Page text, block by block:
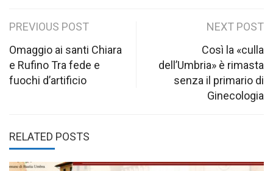
Post
navigation
PREVIOUS POST
Omaggio ai santi Chiara
e Rufino Tra fede e
fuochi d’artificio
NEXT POST
Così la «culla
dell’Umbria» è rimasta
senza il primario di
Ginecologia
RELATED POSTS